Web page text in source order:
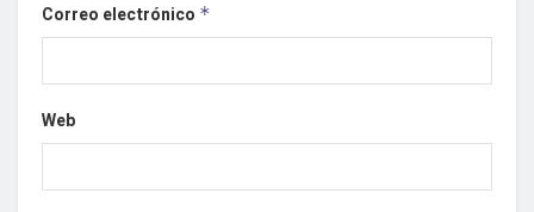
Correo electrónico *
Web